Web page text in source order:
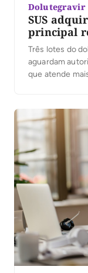
Dolutegravir
SUS
principal
Três lotes do
aguardam
que atende